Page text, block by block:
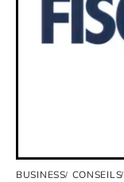
BUSINESS CONSEILS